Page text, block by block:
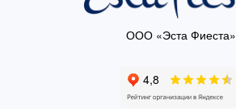
ООО «Эста Фиеста»